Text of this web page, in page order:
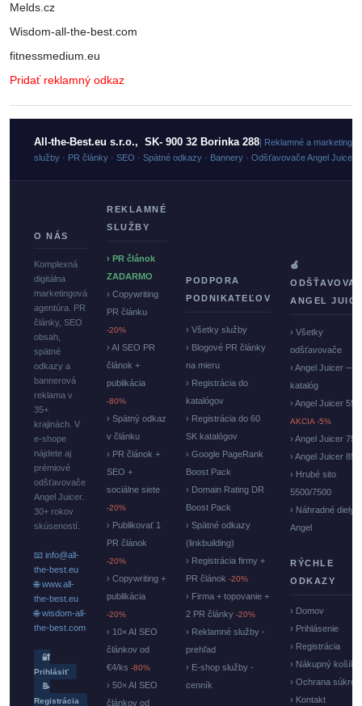
Melds.cz
Wisdom-all-the-best.com
fitnessmedium.eu
Pridať reklamný odkaz
All-the-Best.eu s.r.o., SK- 900 32 Borinka 288| Reklamné a
služby · PR články · SEO · Spätné odkazy · Bannery · Odšťavovače Angel Juicer
O NÁS
Komplexná
digitálna
marketingová
agentúra. PR
články, SEO
obsah,
spätné
odkazy a
bannerová
reklama v
35+
krajinách. V
e-shope
nájdete aj
prémiové
odšťavovače
Angel Juicer.
30+ rokov
skúseností.
📧 info@all-
the-best.eu
🌐 www.all-
the-best.eu
🌐 wisdom-all-
the-best.com
🔐
Prihlásiť
📝
Registrácia
REKLAMNÉ
SLUŽBY
› PR článok
ZADARMO
› Copywriting
PR článku
-20%
› AI SEO PR
článok +
publikácia
-80%
› Spätný odkaz
v článku
› PR článok +
SEO +
sociálne siete
-20%
› Publikovať 1
PR článok
-20%
› Copywriting +
publikácia
-20%
› 10× AI SEO
článkov od
€4/ks -80%
› 50× AI SEO
článkov od
PODPORA
PODNIKATEĽOV
› Všetky služby
› Blogové PR články
na mieru
› Registrácia do
katalógov
› Registrácia do 60
SK katalógov
› Google PageRank
Boost Pack
› Domain Rating DR
Boost Pack
› Spätné odkazy
(linkbuilding)
› Registrácia firmy +
PR článok -20%
› Firma + topovanie +
2 PR články -20%
› Reklamné služby -
prehľad
› E-shop služby -
cenník
🍏
ANGEL
› Všetky
odšťavovače
› Angel Juicer —
katalóg
› Angel Juicer
AKCIA -5%
› Angel Juicer
› Angel Juicer
› Hrubé sito
5500/7500
› Náhradné diely
Angel
RÝCHLE
ODKAZY
› Domov
› Prihlásenie
› Registrácia
› Nákupný košík
› Ochrana
› Kontakt